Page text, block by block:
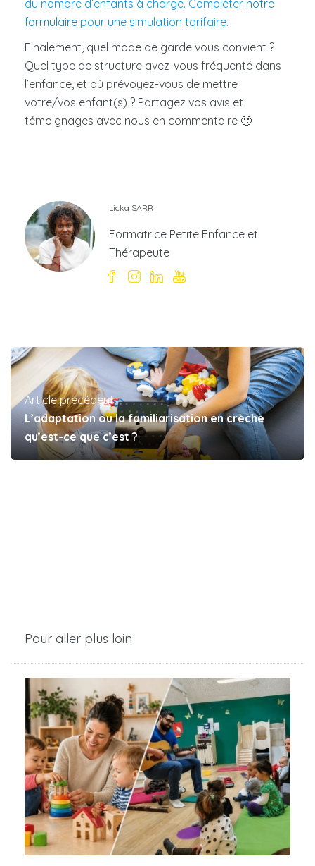
du nombre d’enfants à charge. Compléter notre
formulaire pour une simulation tarifaire.
Finalement, quel mode de garde vous convient ?
Quel type de structure avez-vous fréquenté dans
l’enfance, et où prévoyez-vous de mettre
votre/vos enfant(s) ? Partagez vos avis et
témoignages avec nous en commentaire 🙂
Licka SARR
Formatrice Petite Enfance et
Thérapeute
Article précédent
L’adaptation ou la familiarisation en crèche
qu’est-ce que c’est ?
Pour aller plus loin